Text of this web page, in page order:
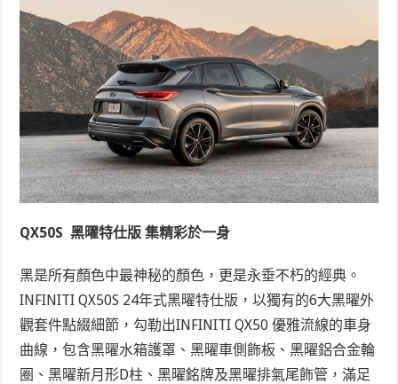
QX50S 黑曜特仕版 集精彩於一身
黑是所有顏色中最神秘的顏色，更是永垂不朽的經典。
INFINITI QX50S 24年式黑曜特仕版，以獨有的6大黑曜外
觀套件點綴細節，勾勒出INFINITI QX50 優雅流線的車身
曲線，包含黑曜水箱護罩、黑曜車側飾板、黑曜鋁合金輪
圈、黑曜新月形D柱、黑曜銘牌及黑曜排氣尾飾管，滿足